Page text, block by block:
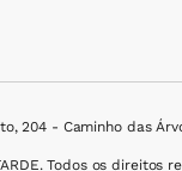
204 - Caminho das
Todos os direitos